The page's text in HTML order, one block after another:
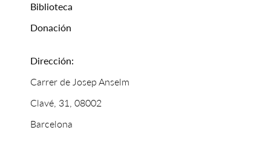
Biblioteca
Donación
Dirección:
Carrer de Josep Anselm
Clavé, 31, 08002
Barcelona